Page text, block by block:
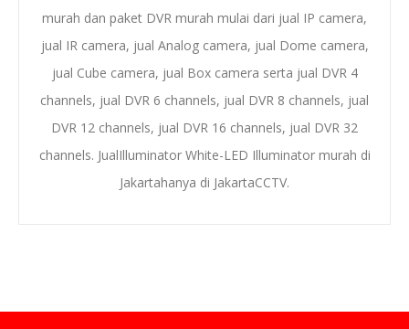
murah dan paket DVR murah mulai dari jual IP camera,
jual IR camera, jual Analog camera, jual Dome camera,
jual Cube camera, jual Box camera serta jual DVR 4
channels, jual DVR 6 channels, jual DVR 8 channels, jual
DVR 12 channels, jual DVR 16 channels, jual DVR 32
channels. JualIlluminator White-LED Illuminator murah di
Jakartahanya di JakartaCCTV.